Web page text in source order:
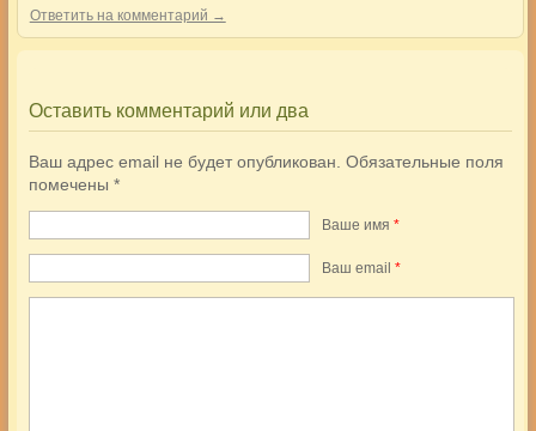
Ответить на комментарий →
Оставить комментарий или два
Ваш адрес email не будет опубликован. Обязательные поля
помечены *
Ваше имя *
Ваш еmail *